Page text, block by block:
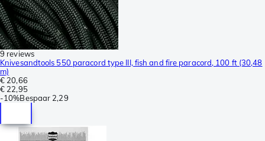
9 reviews
Knivesandtools 550 paracord type III, fish and fire paracord, 100 ft (30,48
m)
€ 20,66
€ 22,95
-10%Bespaar 2,29